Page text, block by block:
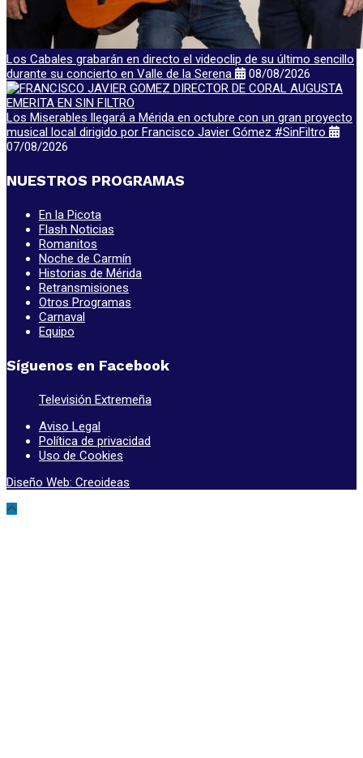
Los Cabales grabarán en directo el videoclip de su último sencillo
durante su concierto en Valle de la Serena
08/08/2026
Los Miserables llegará a Mérida en octubre con un gran proyecto
musical local dirigido por Francisco Javier Gómez #SinFiltro
07/08/2026
NUESTROS PROGRAMAS
En la Picota
Flash Noticias
Romanitos
Noche de Carmín
Historias de Mérida
Retransmisiones
Otros Programas
Carnaval
Equipo
Síguenos en Facebook
Televisión Extremeña
Aviso Legal
Política de privacidad
Uso de Cookies
Diseño Web: Creoideas